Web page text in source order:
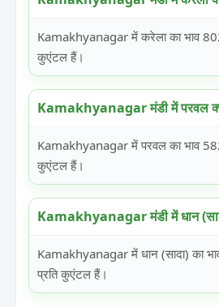
Kamakhyanagar में करेला का भाव
कुएंटल हैं।
Kamakhyanagar मंडी में परवल
Kamakhyanagar में परवल का भाव
कुएंटल हैं।
Kamakhyanagar मंडी में धान
Kamakhyanagar में धान (सादा) का
प्रति कुएंटल हैं।